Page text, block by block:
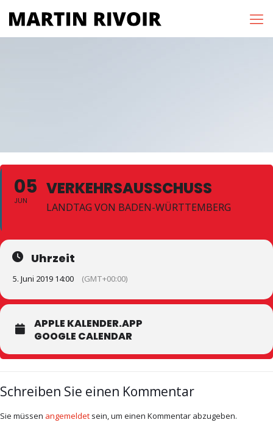
05
JUN
VERKEHRSAUSSCHUSS
LANDTAG VON BADEN-WÜRTTEMBERG
Uhrzeit
5. Juni 2019 14:00 (GMT+00:00)
APPLE KALENDER.APP
GOOGLE CALENDAR
Schreiben Sie einen Kommentar
Sie müssen angemeldet sein, um einen Kommentar abzugeben.